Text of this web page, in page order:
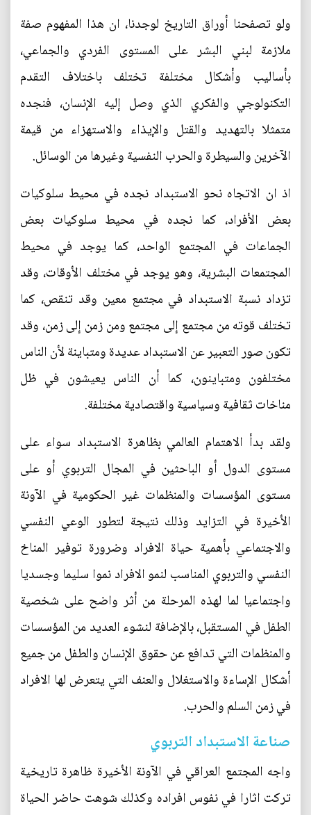
ولو تصفحنا أوراق التاريخ لوجدنا، ان هذا المفهوم صفة
ملازمة لبني البشر على المستوى الفردي والجماعي،
بأساليب وأشكال مختلفة تختلف باختلاف التقدم
التكنولوجي والفكري الذي وصل إليه الإنسان، فنجده
متمثلا بالتهديد والقتل والإيذاء والاستهزاء من قيمة
الآخرين والسيطرة والحرب النفسية وغيرها من الوسائل.
اذ ان الاتجاه نحو الاستبداد نجده في محيط سلوكيات
بعض الأفراد، كما نجده في محيط سلوكيات بعض
الجماعات في المجتمع الواحد، كما يوجد في محيط
المجتمعات البشرية، وهو يوجد في مختلف الأوقات، وقد
تزداد نسبة الاستبداد في مجتمع معين وقد تنقص، كما
تختلف قوته من مجتمع إلى مجتمع ومن زمن إلى زمن، وقد
تكون صور التعبير عن الاستبداد عديدة ومتباينة لأن الناس
مختلفون ومتباينون، كما أن الناس يعيشون في ظل
مناخات ثقافية وسياسية واقتصادية مختلفة.
ولقد بدأ الاهتمام العالمي بظاهرة الاستبداد سواء على
مستوى الدول أو الباحثين في المجال التربوي أو على
مستوى المؤسسات والمنظمات غير الحكومية في الآونة
الأخيرة في التزايد وذلك نتيجة لتطور الوعي النفسي
والاجتماعي بأهمية حياة الافراد وضرورة توفير المناخ
النفسي والتربوي المناسب لنمو الافراد نموا سليما وجسديا
واجتماعيا لما لهذه المرحلة من أثر واضح على شخصية
الطفل في المستقبل، بالإضافة لنشوء العديد من المؤسسات
والمنظمات التي تدافع عن حقوق الإنسان والطفل من جميع
أشكال الإساءة والاستغلال والعنف التي يتعرض لها الافراد
في زمن السلم والحرب.
صناعة الاستبداد التربوي
واجه المجتمع العراقي في الآونة الأخيرة ظاهرة تاريخية
تركت اثارا في نفوس افراده وكذلك شوهت حاضر الحياة